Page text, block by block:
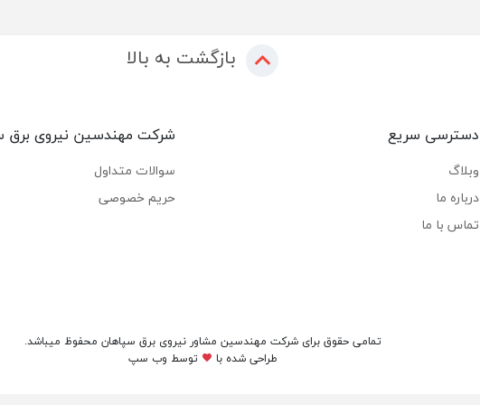
بازگشت به بالا
دسترسی سریع
وبلاگ
درباره ما
تماس با ما
شرکت مهندسین نیروی برق
سوالات متداول
حریم خصوصی
تمامی حقوق برای شرکت مهندسین مشاور نیروی برق سپاهان محفوظ میباشد.
طراحی شده با
توسط وب سپ